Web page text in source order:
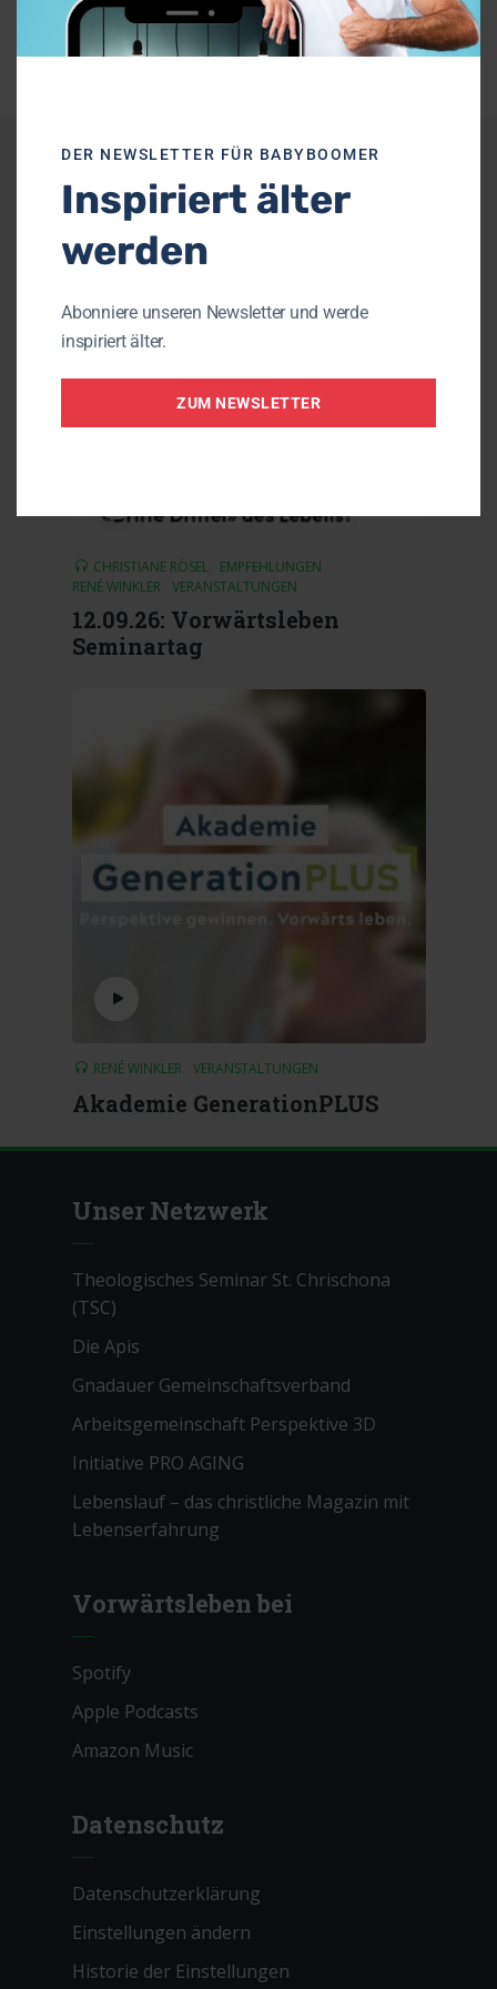
Pinterest
Weitere Empfehlungen
CHRISTIANE RÖSEL
EMPFEHLUNGEN
RENÉ WINKLER
VERANSTALTUNGEN
12.09.26: Vorwärtsleben
Seminartag
RENÉ WINKLER VERANSTALTUNGEN
Akademie GenerationPLUS
Unser Netzwerk
Theologisches Seminar St. Chrischona
(TSC)
Die Apis
Gnadauer Gemeinschaftsverband
Arbeitsgemeinschaft Perspektive 3D
Initiative PRO AGING
Lebenslauf – das christliche Magazin mit
Lebenserfahrung
Vorwärtsleben bei
Spotify
Apple Podcasts
Amazon Music
Datenschutz
Datenschutzerklärung
Einstellungen ändern
Historie der Einstellungen
DER NEWSLETTER FÜR BABYBOOMER
Inspiriert älter
werden
Abonniere unseren Newsletter und werde
inspiriert älter.
ZUM NEWSLETTER